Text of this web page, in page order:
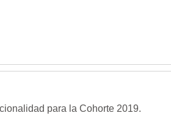
para la Cohorte 2019.